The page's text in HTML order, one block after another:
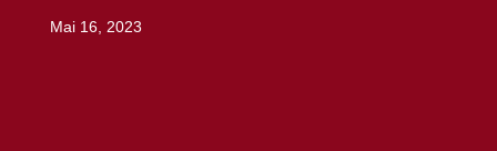
Mai 16, 2023